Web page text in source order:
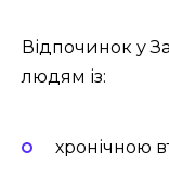
Відпочинок у
людям із:
хронічною